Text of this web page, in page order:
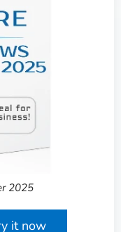
2025
it now